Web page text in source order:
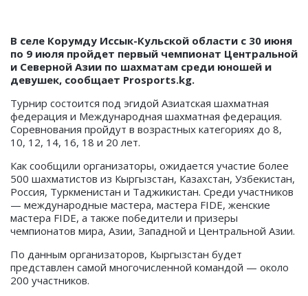
В селе Корумду Иссык-Кульской области с 30 июня
по 9 июля пройдет первый чемпионат Центральной
и Северной Азии по шахматам среди юношей и
девушек, сообщает Prosports.kg.
Турнир состоится под эгидой Азиатская шахматная
федерация и Международная шахматная федерация.
Соревнования пройдут в возрастных категориях до 8,
10, 12, 14, 16, 18 и 20 лет.
Как сообщили организаторы, ожидается участие более
500 шахматистов из Кыргызстан, Казахстан, Узбекистан,
Россия, Туркменистан и Таджикистан. Среди участников
— международные мастера, мастера FIDE, женские
мастера FIDE, а также победители и призеры
чемпионатов мира, Азии, Западной и Центральной Азии.
По данным организаторов, Кыргызстан будет
представлен самой многочисленной командой — около
200 участников.